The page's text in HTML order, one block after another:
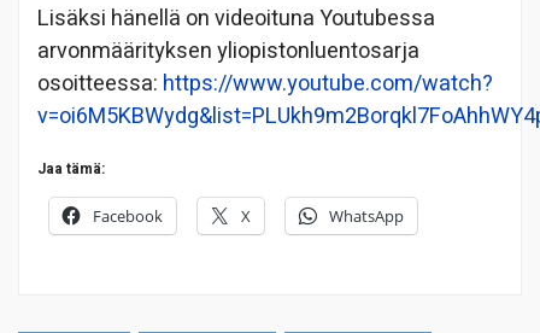
Lisäksi hänellä on videoituna Youtubessa
arvonmäärityksen yliopistonluentosarja
osoitteessa: https://www.youtube.com/watch?
Jaa tämä:
Facebook X WhatsApp